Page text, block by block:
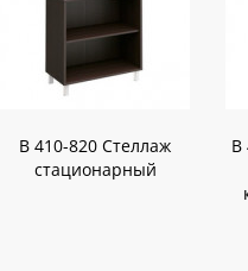
В 410-820 Стеллаж
стационарный
В